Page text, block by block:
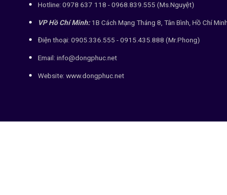
Hotline: 0978 637 118 - 0968.839.555 (Ms.Nguyệt)
VP Hồ Chí Minh:1B Cách Mạng Tháng 8, Tân Bình, Hồ Chí
Điện thoại: 0905.336.555 - 0915.435.888 (Mr.Phong)
Email: info@dongphuc.net
Website:www.dongphuc.net